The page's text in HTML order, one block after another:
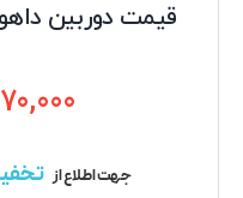
جهت اطلاع از